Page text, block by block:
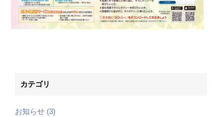
カテゴリ
お知らせ (3)